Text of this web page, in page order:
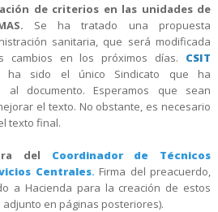
de criterios en las unidades de
Se ha tratado una propuesta
sanitaria, que será modificada
cambios en los próximos días. CSIT
ha sido el único Sindicato que ha
al documento. Esperamos que sean
el texto. No obstante, es necesario
texto final.
del Coordinador de Técnicos
Centrales. Firma del preacuerdo,
a Hacienda para la creación de estos
en páginas posteriores).